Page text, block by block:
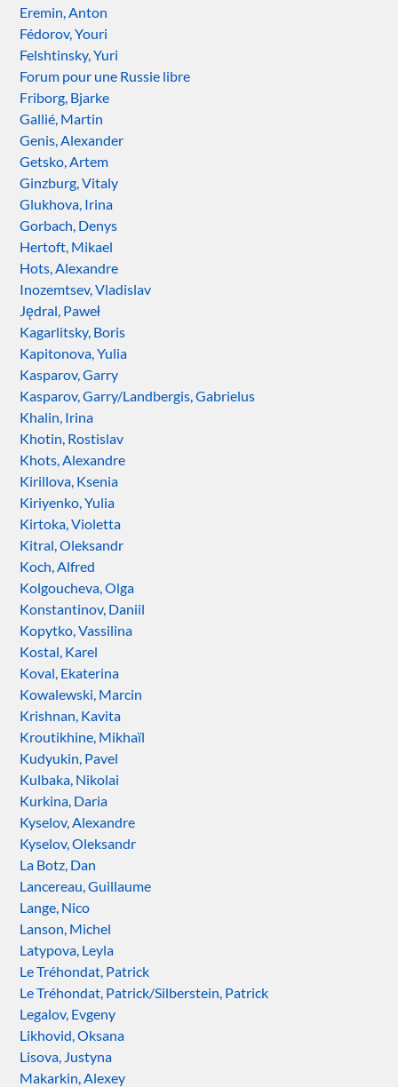
Eremin, Anton
Fédorov, Youri
Felshtinsky, Yuri
Forum pour une Russie libre
Friborg, Bjarke
Gallié, Martin
Genis, Alexander
Getsko, Artem
Ginzburg, Vitaly
Glukhova, Irina
Gorbach, Denys
Hertoft, Mikael
Hots, Alexandre
Inozemtsev, Vladislav
Jędral, Paweł
Kagarlitsky, Boris
Kapitonova, Yulia
Kasparov, Garry
Kasparov, Garry/Landbergis, Gabrielus
Khalin, Irina
Khotin, Rostislav
Khots, Alexandre
Kirillova, Ksenia
Kiriyenko, Yulia
Kirtoka, Violetta
Kitral, Oleksandr
Koch, Alfred
Kolgoucheva, Olga
Konstantinov, Daniil
Kopytko, Vassilina
Kostal, Karel
Koval, Ekaterina
Kowalewski, Marcin
Krishnan, Kavita
Kroutikhine, Mikhaïl
Kudyukin, Pavel
Kulbaka, Nikolai
Kurkina, Daria
Kyselov, Alexandre
Kyselov, Oleksandr
La Botz, Dan
Lancereau, Guillaume
Lange, Nico
Lanson, Michel
Latypova, Leyla
Le Tréhondat, Patrick
Le Tréhondat, Patrick/Silberstein, Patrick
Legalov, Evgeny
Likhovid, Oksana
Lisova, Justyna
Makarkin, Alexey